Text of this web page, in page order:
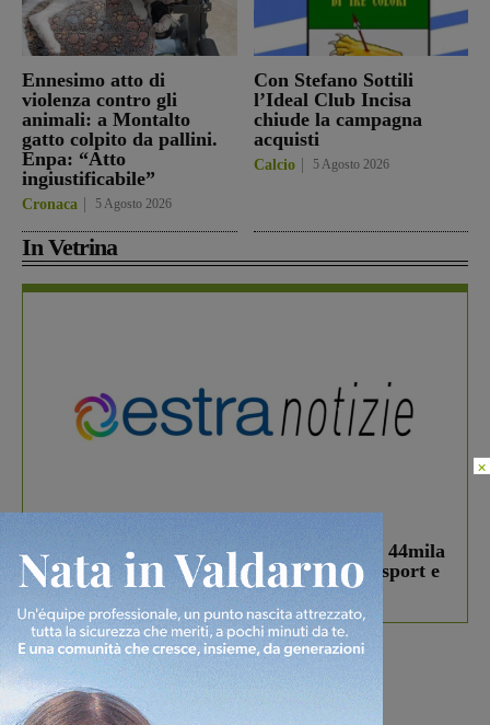
Ennesimo atto di
violenza contro gli
animali: a Montalto
gatto colpito da pallini.
Enpa: “Atto
ingiustificabile”
Cronaca 5 Agosto 2026
Con Stefano Sottili
l’Ideal Club Incisa
chiude la campagna
acquisti
Calcio 5 Agosto 2026
In Vetrina
Estra Notizie agosto: Smart Cities, oltre 44mila
studenti coinvolti, torna il bando per lo sport e
debutta il podcast Estrair
Più lette
×